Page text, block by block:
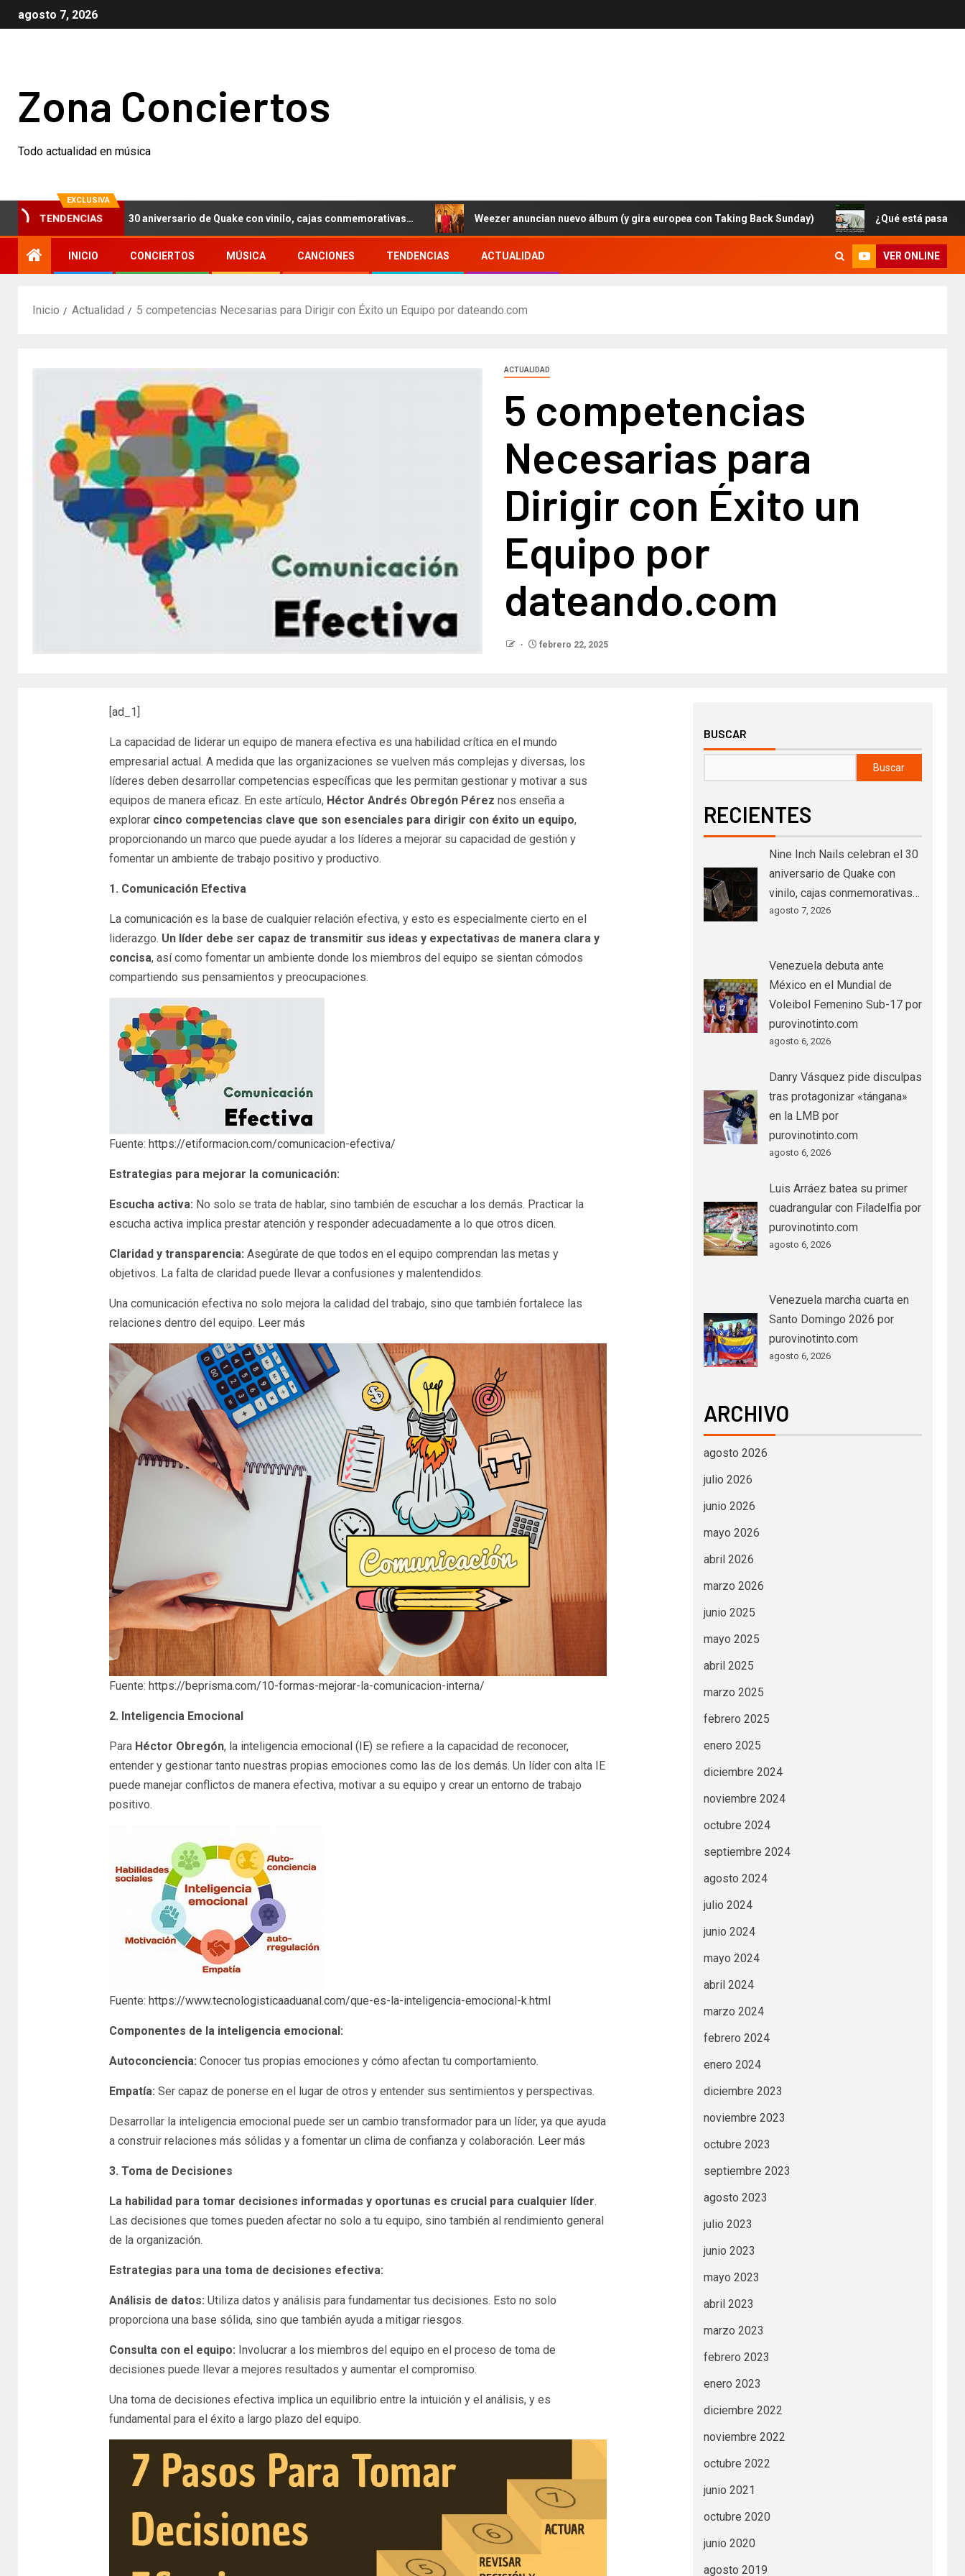
agosto 7, 2026
Zona Conciertos
Todo actualidad en música
EXCLUSIVA
TENDENCIAS
Nails celebran el 30 aniversario de Quake con vinilo, cajas conmemorativas… Weezer anuncian nuevo álbum (y gira europea con Taking Back Sunday) ¿Qué está pasando con
INICIO CONCIERTOS MÚSICA CANCIONES TENDENCIAS ACTUALIDAD VER ONLINE
Inicio Actualidad 5 competencias Necesarias para Dirigir con Éxito un Equipo por dateando.com
ACTUALIDAD
5 competencias
Necesarias para
Dirigir con Éxito un
Equipo por
dateando.com
febrero 22, 2025
[ad_1]
La capacidad de liderar un equipo de manera efectiva es una habilidad crítica en el mundo
empresarial actual. A medida que las organizaciones se vuelven más complejas y diversas, los
líderes deben desarrollar competencias específicas que les permitan gestionar y motivar a sus
equipos de manera eficaz. En este artículo, Héctor Andrés Obregón Pérez nos enseña a
explorar cinco competencias clave que son esenciales para dirigir con éxito un equipo,
proporcionando un marco que puede ayudar a los líderes a mejorar su capacidad de gestión y
fomentar un ambiente de trabajo positivo y productivo.
1. Comunicación Efectiva
La comunicaciónes la base de cualquier relación efectiva, y esto es especialmente cierto en el
liderazgo. Un líder debe ser capaz de transmitir sus ideas y expectativas de manera clara y
concisa, así como fomentar un ambiente donde los miembros del equipo se sientan cómodos
compartiendo sus pensamientos y preocupaciones.
Fuente: https://etiformacion.com/comunicacion-efectiva/
Estrategias para mejorar la comunicación:
Escucha activa: No solo se trata de hablar, sino también de escuchar a los demás. Practicar la
escucha activa implica prestar atención y responder adecuadamente a lo que otros dicen.
Claridad y transparencia: Asegúrate de que todos en el equipo comprendan las metas y
objetivos. La falta de claridad puede llevar a confusiones y malentendidos.
Una comunicación efectiva no solo mejora la calidad del trabajo, sino que también fortalece las
relaciones dentro del equipo. Leer más
Fuente: https://beprisma.com/10-formas-mejorar-la-comunicacion-interna/
2. Inteligencia Emocional
Para Héctor Obregón, la inteligencia emocional (IE) se refiere a la capacidad de reconocer,
entender y gestionar tanto nuestras propias emociones como las de los demás. Un líder con alta IE
puede manejar conflictos de manera efectiva, motivar a su equipo y crear un entorno de trabajo
positivo.
Fuente: https://www.tecnologisticaaduanal.com/que-es-la-inteligencia-emocional-k.html
Componentes de la inteligencia emocional:
Autoconciencia: Conocer tus propias emociones y cómo afectan tu comportamiento.
Empatía: Ser capaz de ponerse en el lugar de otros y entender sus sentimientos y perspectivas.
Desarrollar la inteligencia emocional puede ser un cambio transformador para un líder, ya que ayuda
a construir relaciones más sólidas y a fomentar un clima de confianza y colaboración. Leer más
3. Toma de Decisiones
La habilidad para tomar decisiones informadas y oportunas es crucial para cualquier líder.
Las decisiones que tomes pueden afectar no solo a tu equipo, sino también al rendimiento general
de la organización.
Estrategias para una toma de decisiones efectiva:
Análisis de datos: Utiliza datos y análisis para fundamentar tus decisiones. Esto no solo
proporciona una base sólida, sino que también ayuda a mitigar riesgos.
Consulta con el equipo: Involucrar a los miembros del equipo en el proceso de toma de
decisiones puede llevar a mejores resultados y aumentar el compromiso.
Una toma de decisiones efectiva implica un equilibrio entre la intuición y el análisis, y es
fundamental para el éxito a largo plazo del equipo.
BUSCAR
Buscar
RECIENTES
Nine Inch Nails celebran el 30
aniversario de Quake con
vinilo, cajas conmemorativas…
agosto 7, 2026
Venezuela debuta ante
México en el Mundial de
Voleibol Femenino Sub-17 por
purovinotinto.com
agosto 6, 2026
Danry Vásquez pide disculpas
tras protagonizar «tángana»
en la LMB por
purovinotinto.com
agosto 6, 2026
Luis Arráez batea su primer
cuadrangular con Filadelfia por
purovinotinto.com
agosto 6, 2026
Venezuela marcha cuarta en
Santo Domingo 2026 por
purovinotinto.com
agosto 6, 2026
ARCHIVO
agosto 2026
julio 2026
junio 2026
mayo 2026
abril 2026
marzo 2026
junio 2025
mayo 2025
abril 2025
marzo 2025
febrero 2025
enero 2025
diciembre 2024
noviembre 2024
octubre 2024
septiembre 2024
agosto 2024
julio 2024
junio 2024
mayo 2024
abril 2024
marzo 2024
febrero 2024
enero 2024
diciembre 2023
noviembre 2023
octubre 2023
septiembre 2023
agosto 2023
julio 2023
junio 2023
mayo 2023
abril 2023
marzo 2023
febrero 2023
enero 2023
diciembre 2022
noviembre 2022
octubre 2022
junio 2021
octubre 2020
junio 2020
agosto 2019